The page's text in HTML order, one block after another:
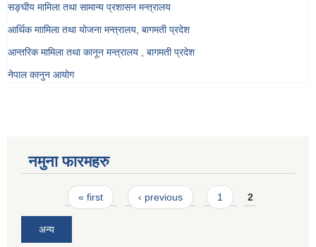
सङ्‍घीय मामिला तथा सामान्य प्रशासन मन्त्रालय
आर्थिक माामिला तथा योजना मन्त्रालय, बागमती प्रदेश
आन्तरिक मामिला तथा कानून मन्त्रालय , बागमती प्रदेश
नेपाल कानुन आयोग
नमुना फारमहरु
Pages« first ‹ previous 1 2
अन्य